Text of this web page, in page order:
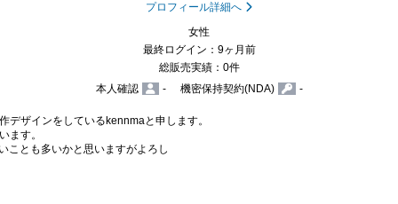
プロフィール詳細へ
女性
最終ログイン：9ヶ月前
総販売実績：0件
本人確認
- 機密保持契約(NDA) -
デザインをしているkennmaと申します。
ます。
ことも多いかと思いますがよろし